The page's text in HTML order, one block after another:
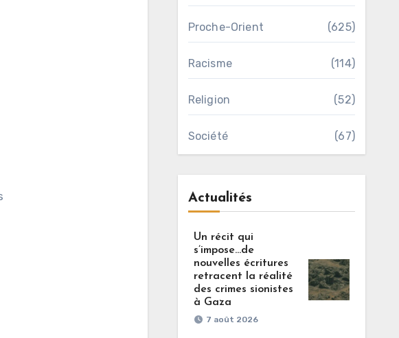
Proche-Orient (625)
Racisme (114)
Religion (52)
Société (67)
Actualités
Un récit qui
s’impose…de
nouvelles écritures
retracent la réalité
des crimes sionistes
à Gaza
7 août 2026